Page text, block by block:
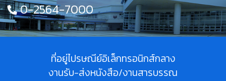
0-2564-7000
ที่อยู่ไปรษณีย์อิเล็กทรอนิกส์กลาง
งานรับ-ส่งหนังสือ/งานสารบรรณ